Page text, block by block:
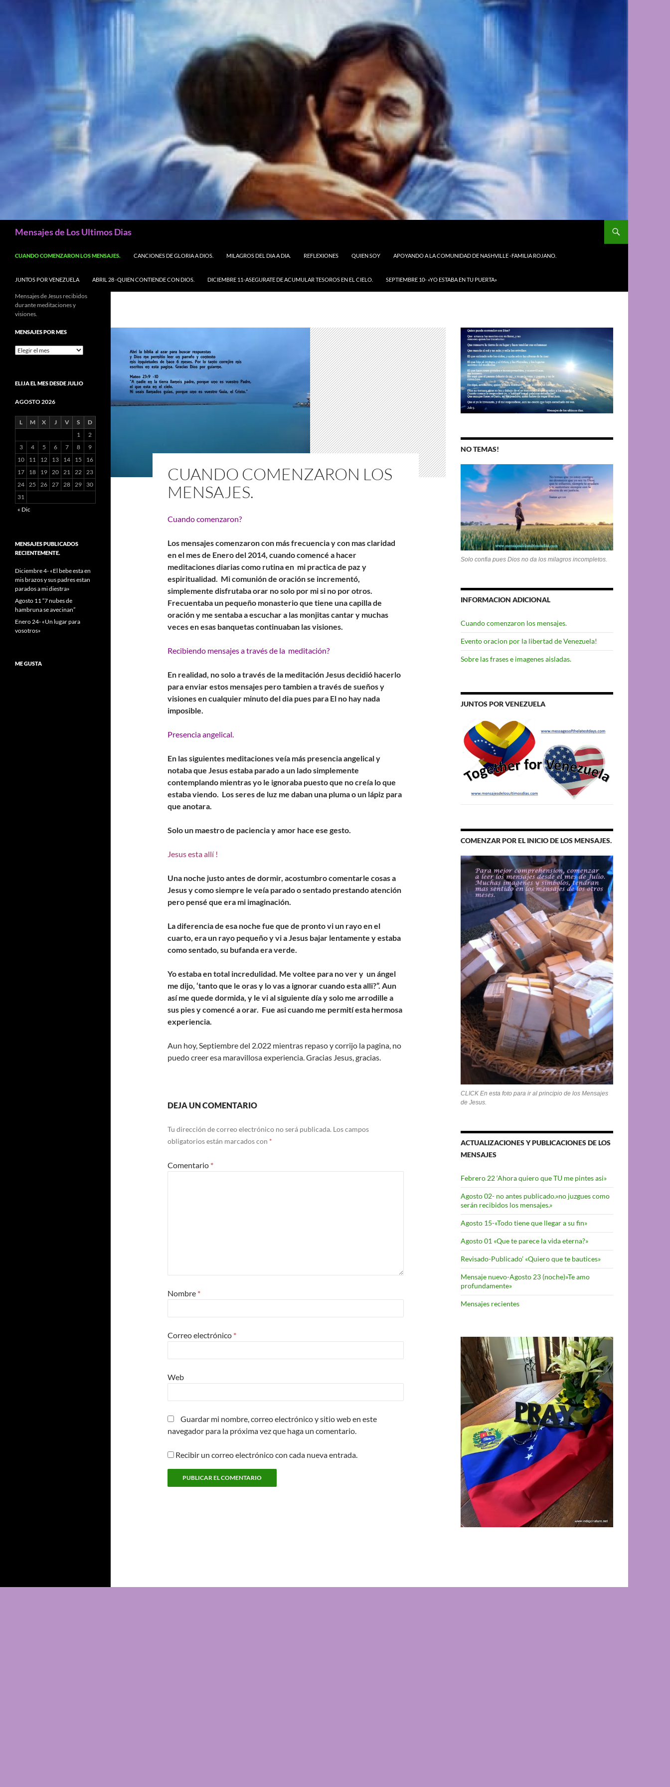
Mensajes de Los Ultimos Dias
CUANDO COMENZARON LOS MENSAJES.
CANCIONES DE GLORIA A DIOS. MILAGROS DEL DIA A DIA. REFLEXIONES QUIEN SOY APOYANDO A LA COMUNIDAD DE NASHVILLE -FAMILIA ROJANO.
JUNTOS POR VENEZUELA ABRIL 28 -QUIEN CONTIENDE CON DIOS. DICIEMBRE 11-ASEGURATE DE ACUMULAR TESOROS EN EL CIELO. SEPTIEMBRE 10- «YO ESTABA EN TU PUERTA»
CUANDO COMENZARON LOS
MENSAJES.
Cuando comenzaron?
Los mensajes comenzaron con más frecuencia y con mas claridad
en el mes de Enero del 2014, cuando comencé a hacer
meditaciones diarias como rutina en mi practica de paz y
espiritualidad. Mi comunión de oración se incrementó,
simplemente disfrutaba orar no solo por mi si no por otros.
Frecuentaba un pequeño monasterio que tiene una capilla de
oración y me sentaba a escuchar a las monjitas cantar y muchas
veces en esas banquetas continuaban las visiones.
Recibiendo mensajes a través de la meditación?
En realidad, no solo a través de la meditación Jesus decidió hacerlo
para enviar estos mensajes pero tambien a través de sueños y
visiones en cualquier minuto del dia pues para El no hay nada
imposible.
Presencia angelical.
En las siguientes meditaciones veía más presencia angelical y
notaba que Jesus estaba parado a un lado simplemente
contemplando mientras yo le ignoraba puesto que no creía lo que
estaba viendo. Los seres de luz me daban una pluma o un lápiz para
que anotara.
Solo un maestro de paciencia y amor hace ese gesto.
Jesus esta allí !
Una noche justo antes de dormir, acostumbro comentarle cosas a
Jesus y como siempre le veía parado o sentado prestando atención
pero pensé que era mi imaginación.
La diferencia de esa noche fue que de pronto vi un rayo en el
cuarto, era un rayo pequeño y vi a Jesus bajar lentamente y estaba
como sentado, su bufanda era verde.
Yo estaba en total incredulidad. Me voltee para no ver y un ángel
me dijo, ‘tanto que le oras y lo vas a ignorar cuando esta alli?”. Aun
así me quede dormida, y le vi al siguiente día y solo me arrodille a
sus pies y comencé a orar. Fue asi cuando me permití esta hermosa
experiencia.
Aun hoy, Septiembre del 2.022 mientras repaso y corrijo la pagina, no
puedo creer esa maravillosa experiencia. Gracias Jesus, gracias.
DEJA UN COMENTARIO
Tu dirección de correo electrónico no será publicada. Los campos
obligatorios están marcados con *
Comentario *
Nombre *
Correo electrónico *
Web
Guardar mi nombre, correo electrónico y sitio web en este
navegador para la próxima vez que haga un comentario.
Recibir un correo electrónico con cada nueva entrada.
NO TEMAS!
Solo confia pues Dios no da los milagros incompletos.
INFORMACION ADICIONAL
Cuando comenzaron los mensajes.
Evento oracion por la libertad de Venezuela!
Sobre las frases e imagenes aisladas.
JUNTOS POR VENEZUELA
COMENZAR POR EL INICIO DE LOS MENSAJES.
CLICK En esta foto para ir al principio de los Mensajes
de Jesus.
ACTUALIZACIONES Y PUBLICACIONES DE LOS
MENSAJES
Febrero 22 ‘Ahora quiero que TU me pintes asi»
Agosto 02- no antes publicado.»no juzgues como
serán recibidos los mensajes.»
Agosto 15-«Todo tiene que llegar a su fin»
Agosto 01 «Que te parece la vida eterna?»
Revisado-Publicado’ «Quiero que te bautices»
Mensaje nuevo-Agosto 23 (noche)»Te amo
profundamente»
Mensajes recientes
Mensajes de Jesus recibidos
durante meditaciones y
visiones.
MENSAJES POR MES
Mensajes
ELIJA EL MES DESDE JULIO
AGOSTO 2026
L M X J V S
D
1
2
3
4 5 6 7 8
9
10
11 12 13 14 15
16
17
18 19 20 21 22 23
24 25 26 27 28 29
30
31
« Dic
MENSAJES PUBLICADOS
RECIENTEMENTE.
Diciembre 4- «El bebe esta en
mis brazos y sus padres estan
parados a mi diestra»
Agosto 11 “7 nubes de
hambruna se avecinan”
Enero 24- «Un lugar para
vosotros»
ME GUSTA